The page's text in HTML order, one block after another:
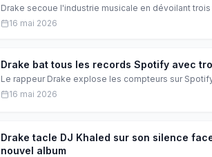
Drake secoue l'industrie musicale en dévoilant trois
Maid of Honour » et « Habibti ». Entre références
Khaled et LeBron James, le rappeur ravive aussi sa
16 mai 2026
Drake bat tous les records Spotify avec
Le rappeur Drake explose les compteurs sur
streamé en une journée, grâce à la sortie
surprises inédites. Une prouesse inédite qui
16 mai 2026
Drake tacle DJ Khaled sur son silence
nouvel album